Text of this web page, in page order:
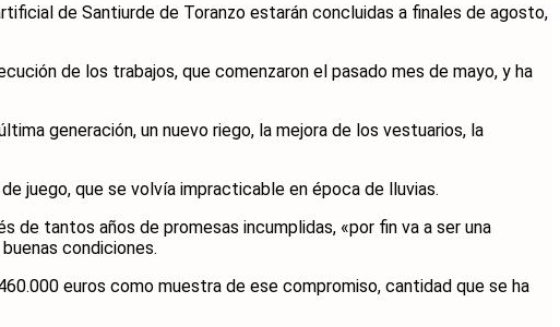
de Santiurde de Toranzo estarán concluidas a finales de agosto,
de los trabajos, que comenzaron el pasado mes de mayo, y ha
generación, un nuevo riego, la mejora de los vestuarios, la
juego, que se volvía impracticable en época de lluvias.
de tantos años de promesas incumplidas, «por fin va a ser una
condiciones.
euros como muestra de ese compromiso, cantidad que se ha